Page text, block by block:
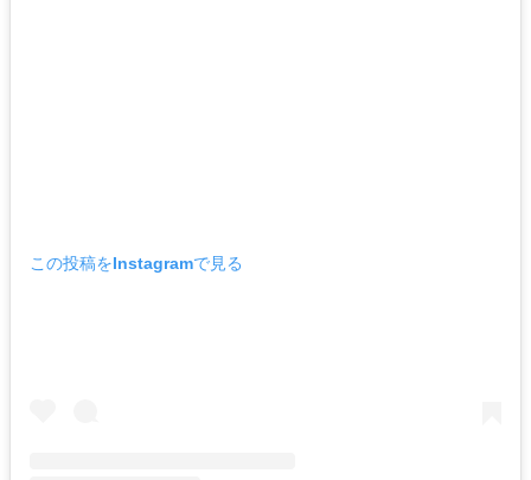
この投稿をInstagramで見る